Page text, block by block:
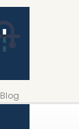
Blog